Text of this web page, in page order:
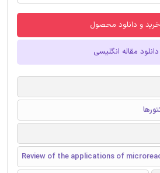
خرید و دانلود محصول
دانلود مقاله انگلیسی
Review of the applications of